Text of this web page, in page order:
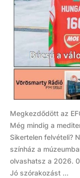
Megkezdődött az
Még mindig a
Sikertelen felvételi?
színház a
olvashatsz a 2026.
Jó szórakozást ...